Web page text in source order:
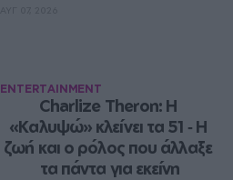
ENTERTAINMENT
Charlize Theron: Η
«Καλυψώ» κλείνει τα 51 ‑ H
ζωή και ο ρόλος που άλλαξε
τα πάντα για εκείνη